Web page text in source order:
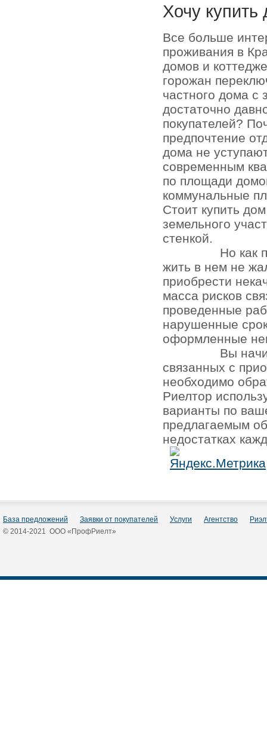
Хочу купить
Все больше
проживания в
домов и
горожан
частного дома с
достаточно
покупателей?
предпочтение
дома не
современным
по площади
коммунальные
Стоит купить
земельного
стенкой.
Но как
жить в нем не
приобрести
масса рисков
проведенные
нарушенные
оформленные
Вы
связанных с
необходимо
Риелтор
варианты по
предлагаемым
недостатках
База предложений Заявки от покупателей Услуги Агентство
© 2014-2021 ООО «ПрофРиелт»